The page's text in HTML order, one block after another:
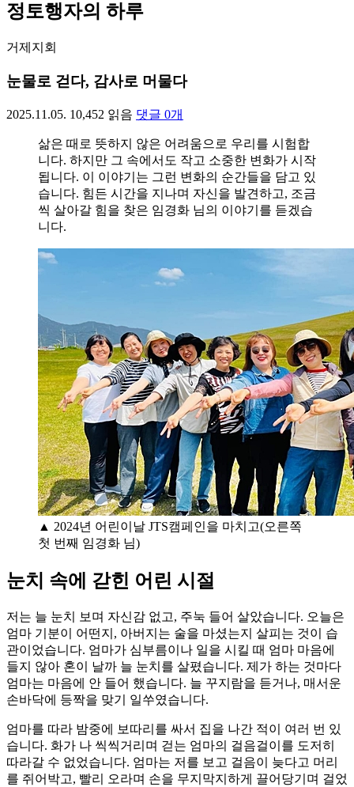
정토행자의 하루
거제지회
눈물로 걷다, 감사로 머물다
2025.11.05. 10,452 읽음 댓글 0개
삶은 때로 뜻하지 않은 어려움으로 우리를 시험합
니다. 하지만 그 속에서도 작고 소중한 변화가 시작
됩니다. 이 이야기는 그런 변화의 순간들을 담고 있
습니다. 힘든 시간을 지나며 자신을 발견하고, 조금
씩 살아갈 힘을 찾은 임경화 님의 이야기를 듣겠습
니다.
▲ 2024년 어린이날 JTS캠페인을 마치고(오른쪽
첫 번째 임경화 님)
눈치 속에 갇힌 어린 시절
저는 늘 눈치 보며 자신감 없고, 주눅 들어 살았습니다. 오늘은
엄마 기분이 어떤지, 아버지는 술을 마셨는지 살피는 것이 습
관이었습니다. 엄마가 심부름이나 일을 시킬 때 엄마 마음에
들지 않아 혼이 날까 늘 눈치를 살폈습니다. 제가 하는 것마다
엄마는 마음에 안 들어 했습니다. 늘 꾸지람을 듣거나, 매서운
손바닥에 등짝을 맞기 일쑤였습니다.
엄마를 따라 밤중에 보따리를 싸서 집을 나간 적이 여러 번 있
습니다. 화가 나 씩씩거리며 걷는 엄마의 걸음걸이를 도저히
따라갈 수 없었습니다. 엄마는 저를 보고 걸음이 늦다고 머리
를 쥐어박고, 빨리 오라며 손을 무지막지하게 끌어당기며 걸었